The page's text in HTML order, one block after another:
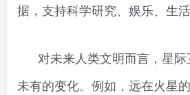
据，支持科学研究、娱乐、生活
对未来人类文明而言，星
未有的变化。例如，远在火星